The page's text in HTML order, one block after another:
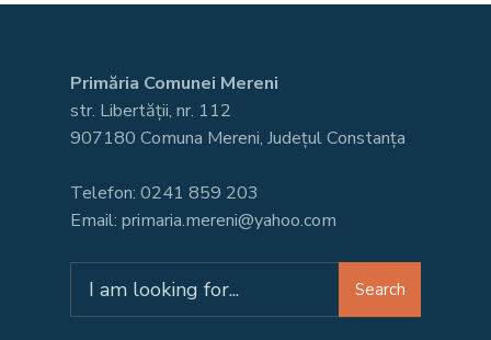
Primăria Comunei Mereni
str. Libertății, nr. 112
907180 Comuna Mereni, Județul Constanța
Telefon: 0241 859 203
Email: primaria.mereni@yahoo.com
for:
Search